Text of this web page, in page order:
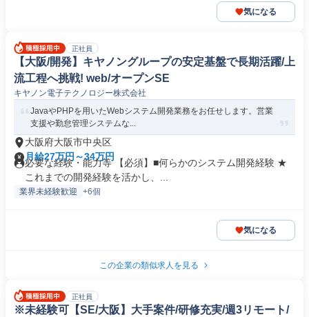
気になる
正社員
【大阪/開発】キヤノングループの安定基盤で長期活躍/上
流工程へ挑戦! web/オープンSE
キヤノン電子テクノロジー株式会社
JavaやPHPを用いたWebシステム開発業務をお任せします。営業
支援や勤怠管理システムな...
大阪府大阪市中央区
月給27万円～34万円
必要な経験・能力等 【必須】■何らかのシステム開発経験 ★
これまでの開発経験を活かし、...
業界未経験歓迎 +6個
気になる
この企業の類似求人を見る
正社員
※未経験可【SE/大阪】大手案件/研修充実/週3リモート/